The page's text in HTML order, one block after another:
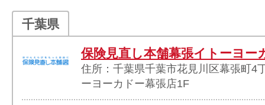
千葉県
保険見直し本舗幕張イトーヨー
住所：千葉県千葉市花見川区幕張町4
ーヨーカドー幕張店1F